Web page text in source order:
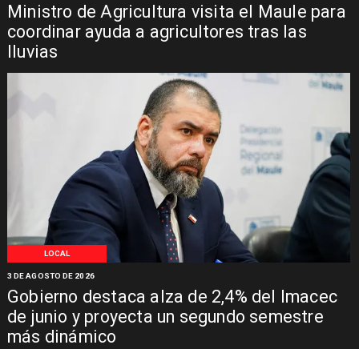
Ministro de Agricultura visita el Maule para
coordinar ayuda a agricultores tras las
lluvias
LOCAL
Gobierno destaca alza de 2,4% del Imacec
de junio y proyecta un segundo semestre
más dinámico
3 DE AGOSTO DE 2026